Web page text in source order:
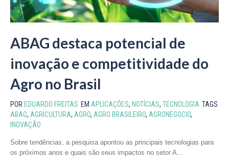
ABAG destaca potencial de
inovação e competitividade do
Agro no Brasil
POR EDUARDO FREITAS EM APLICAÇÕES, NOTÍCIAS, TECNOLOGIA TAGS
ABAG, AGRICULTURA, AGRO, AGRO BRASILEIRO, AGRONEGOCIO,
INOVAÇÃO
Sobre tendências, a pesquisa apontou as principais tecnologias para
os próximos anos e quais são seus impactos no setor A...